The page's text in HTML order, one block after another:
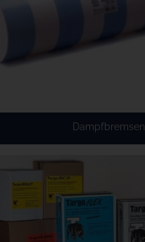
Dampfbremsen